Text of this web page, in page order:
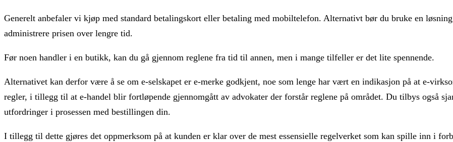
Generelt anbefaler vi kjøp med standard betalingskort eller betaling med mobiltelefon. Alternativt bør du bruke en
administrere prisen over lengre tid.
Før noen handler i en butikk, kan du gå gjennom reglene fra tid til annen, men i mange tilfeller er det lite spennende.
Alternativet kan derfor være å se om e-selskapet er e-merke godkjent, noe som lenge har vært en indikasjon på at e-
regler, i tillegg til at e-handel blir fortløpende gjennomgått av advokater der forstår reglene på området. Du tilbys også
utfordringer i prosessen med bestillingen din.
I tillegg til dette gjøres det oppmerksom på at kunden er klar over de mest essensielle regelverket som kan spille inn i